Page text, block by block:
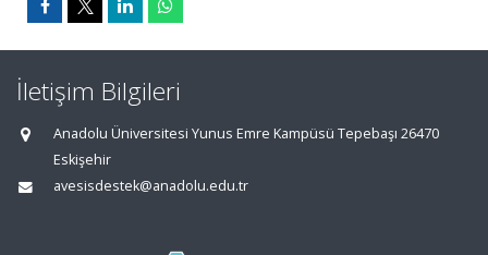
İletişim Bilgileri
Anadolu Üniversitesi Yunus Emre Kampüsü Tepebaşı 26470
Eskişehir
avesisdestek@anadolu.edu.tr